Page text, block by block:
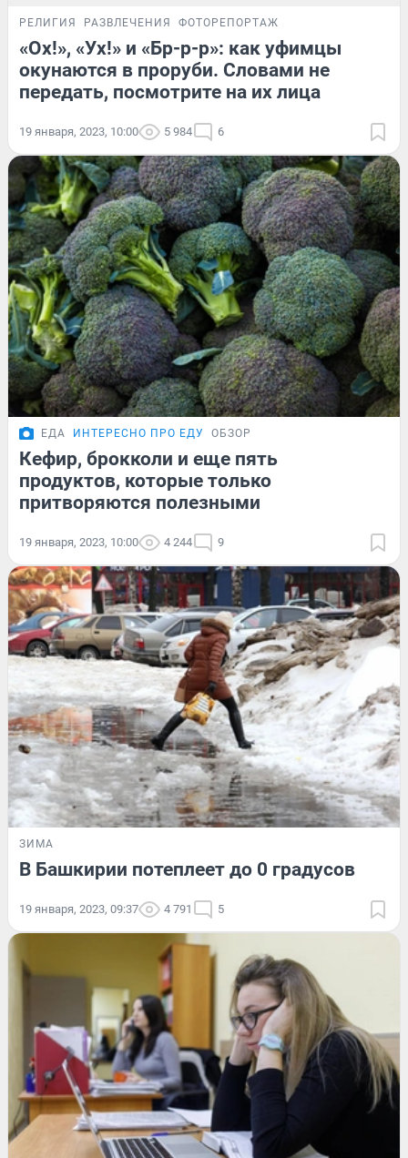
РЕЛИГИЯ РАЗВЛЕЧЕНИЯ ФОТОРЕПОРТАЖ
«Ох!», «Ух!» и «Бр-р-р»: как уфимцы
окунаются в проруби. Словами не
передать, посмотрите на их лица
19 января, 2023, 10:00 5 984 6
ЕДА ИНТЕРЕСНО ПРО ЕДУ ОБЗОР
Кефир, брокколи и еще пять
продуктов, которые только
притворяются полезными
19 января, 2023, 10:00 4 244 9
ЗИМА
В Башкирии потеплеет до 0 градусов
19 января, 2023, 09:37 4 791 5